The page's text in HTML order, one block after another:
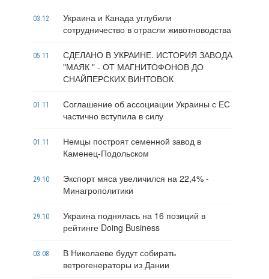
03.12
Украина и Канада углубили
сотрудничество в отрасли животноводства
05.11
СДЕЛАНО В УКРАИНЕ. ИСТОРИЯ ЗАВОДА
"МАЯК " - ОТ МАГНИТОФОНОВ ДО
СНАЙПЕРСКИХ ВИНТОВОК
01.11
Соглашение об ассоциации Украины с ЕС
частично вступила в силу
01.11
Немцы построят семенной завод в
Каменец-Подольском
29.10
Экспорт мяса увеличился на 22,4% -
Минагрополитики
29.10
Украина поднялась на 16 позиций в
рейтинге Doing Business
03.08
В Николаеве будут собирать
ветрогенераторы из Дании